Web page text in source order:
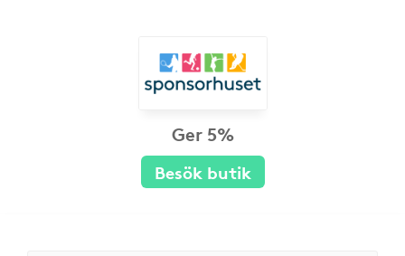
Ger 5%
Besök butik